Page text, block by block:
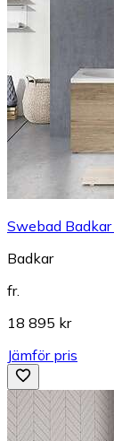
Swebad
Badkar
fr.
18 895 kr
Jämför pris